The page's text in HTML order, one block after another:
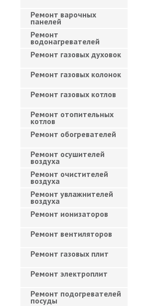
Ремонт варочных
панелей
Ремонт
водонагревателей
Ремонт газовых духовок
Ремонт газовых колонок
Ремонт газовых котлов
Ремонт отопительных
котлов
Ремонт обогревателей
Ремонт осушителей
воздуха
Ремонт очистителей
воздуха
Ремонт увлажнителей
воздуха
Ремонт ионизаторов
Ремонт вентиляторов
Ремонт газовых плит
Ремонт электроплит
Ремонт подогревателей
посуды